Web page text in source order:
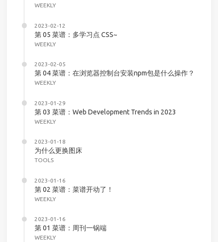
WEEKLY
2023-02-12
第 05 菜谱：多学习点 CSS~
WEEKLY
2023-02-05
第 04 菜谱：在浏览器控制台安装npm包是什么操作？
WEEKLY
2023-01-29
第 03 菜谱：Web Development Trends in 2023
WEEKLY
2023-01-18
为什么更换图床
TOOLS
2023-01-16
第 02 菜谱：菜谱开动了！
WEEKLY
2023-01-16
第 01 菜谱：周刊一锅端
WEEKLY